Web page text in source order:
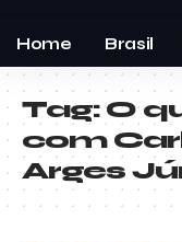
Home Brasil
Tag:O
com
Arges